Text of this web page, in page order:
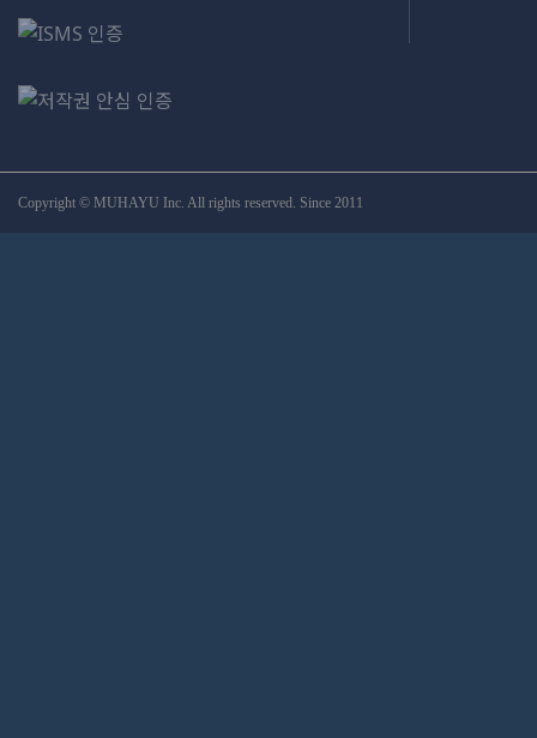
Copyright © MUHAYU Inc. All rights reserved. Since 2011